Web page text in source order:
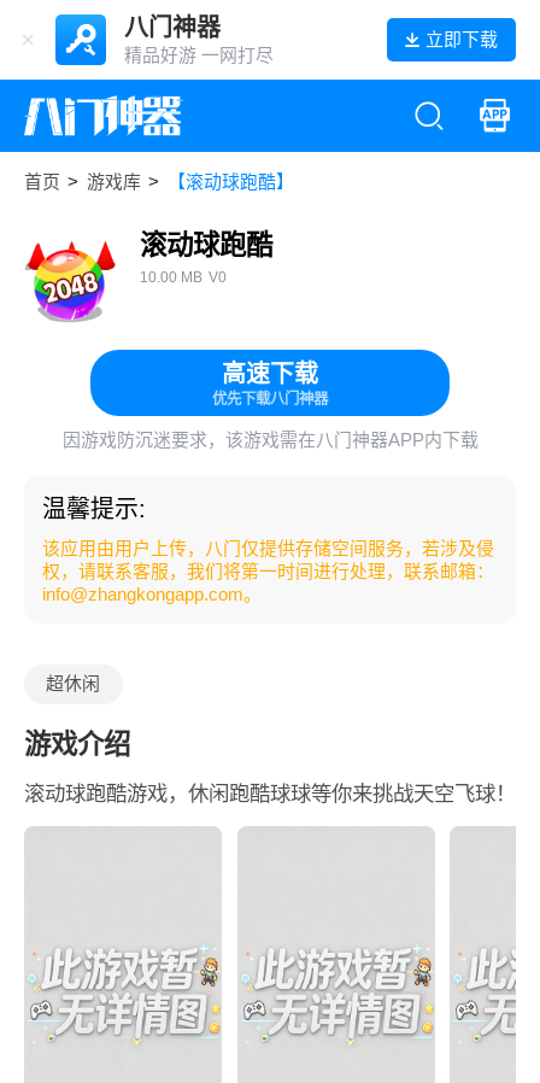
八门神器
精品好游 一网打尽
立即下载
首页 > 游戏库 > 【滚动球跑酷】
滚动球跑酷
10.00 MB V0
高速下载
优先下载八门神器
因游戏防沉迷要求，该游戏需在八门神器APP内下载
温馨提示:
该应用由用户上传，八门仅提供存储空间服务，若涉及侵
权，请联系客服，我们将第一时间进行处理，联系邮箱：
info@zhangkongapp.com。
超休闲
游戏介绍
滚动球跑酷游戏，休闲跑酷球球等你来挑战天空飞球！